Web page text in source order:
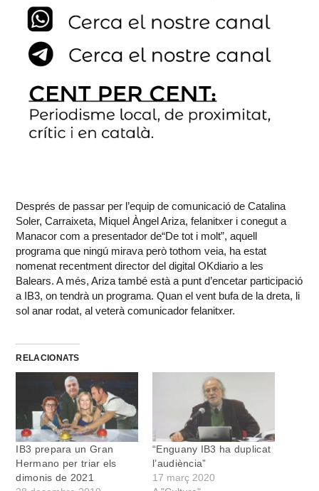
Després de passar per l’equip de comunicació de Catalina
Soler, Carraixeta, Miquel Àngel Ariza, felanitxer i conegut a
Manacor com a presentador de“De tot i molt”, aquell
programa que ningú mirava però tothom veia, ha estat
nomenat recentment director del digital OKdiario a les
Balears. A més, Ariza també està a punt d’encetar participació
a IB3, on tendrà un programa. Quan el vent bufa de la dreta, li
sol anar rodat, al veterà comunicador felanitxer.
RELACIONATS
IB3 prepara un Gran
Hermano per triar els
dimonis de 2021
“Enguany IB3 ha duplicat
l’audiència”
17 març 2020